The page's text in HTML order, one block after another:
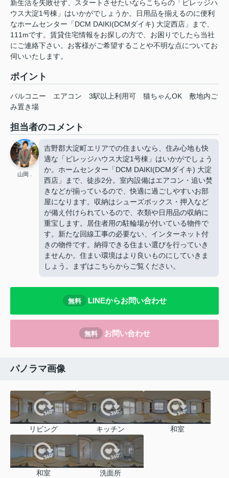
新生活を失敗せず、スタートさせたいならこちらの「ビレッジハ
ウス大淀1号棟」はいかがでしょうか。日用品を揃えるのに便利
なホームセンター「DCM DAIKI(DCMダイキ) 大淀西店」まで、
111mです。賃貸住宅情報をお探しの方で、お困りでしたら当社
にご連絡下さい。お客様がご希望することや不明な点についてお
伺いいたします。
ポイント
バルコニー エアコン 3駅以上利用可 猫ちゃんOK
敷地内ご
み置き場
担当者のコメント
山岡 .
吉野郡大淀町エリアでの住まいなら、住み心地も快
適な「ビレッジハウス大淀1号棟」はいかがでしょう
か。ホームセンター「DCM DAIKI(DCMダイキ) 大淀
西店」まで、徒歩2分。室内設備はエアコン・追い焚
きなどが揃っているので、快適に過ごしやすいお部
屋になります。収納はシューズボックス・押入など
が備え付けられているので、衣類や日用品の収納に
重宝します。居住者用の駐輪場が付いている物件で
す。新たな回線工事の必要ない、インターネット付
きの物件です。納得できる住まい選びを行っていき
ませんか。住まい環境はより良いものにしていきま
しょう。まずはこちらからご覧ください。
無料 LINEからお問い合わせ
無料 お問い合わせ
パノラマ画像
リビング キッチン 和室
和室 洗面所